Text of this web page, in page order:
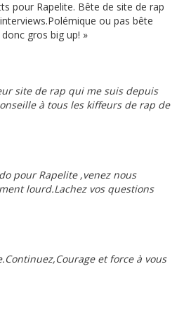
pour Rapelite. Bête de site de rap
ou pas bête
gros big up! »
site de rap qui me suis depuis
à tous les kiffeurs de rap de
pour Rapelite ,venez nous
lourd.Lachez vos questions
et force à vous